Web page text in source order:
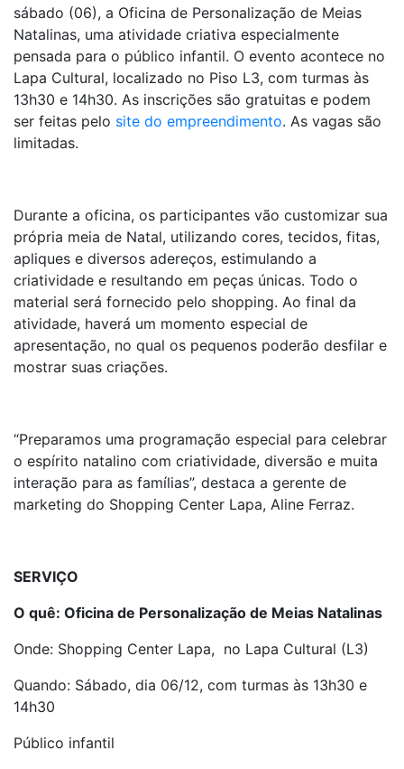
sábado (06), a Oficina de Personalização de Meias
Natalinas, uma atividade criativa especialmente
pensada para o público infantil. O evento acontece no
Lapa Cultural, localizado no Piso L3, com turmas às
13h30 e 14h30. As inscrições são gratuitas e podem
ser feitas pelo site do empreendimento. As vagas são
limitadas.
Durante a oficina, os participantes vão customizar sua
própria meia de Natal, utilizando cores, tecidos, fitas,
apliques e diversos adereços, estimulando a
criatividade e resultando em peças únicas. Todo o
material será fornecido pelo shopping. Ao final da
atividade, haverá um momento especial de
apresentação, no qual os pequenos poderão desfilar e
mostrar suas criações.
“Preparamos uma programação especial para celebrar
o espírito natalino com criatividade, diversão e muita
interação para as famílias”, destaca a gerente de
marketing do Shopping Center Lapa, Aline Ferraz.
SERVIÇO
O quê: Oficina de Personalização de Meias Natalinas
Onde: Shopping Center Lapa, no Lapa Cultural (L3)
Quando: Sábado, dia 06/12, com turmas às 13h30 e
14h30
Público infantil